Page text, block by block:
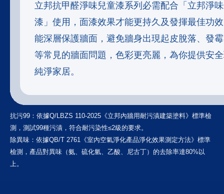
立邦抗甲醛淨味兒童漆系列必需配合「立邦淨
漆」使用，面漆效果才能更持久及發揮最佳功
能深層保護牆面，避免牆身出現起皮脫落、發
等常見的牆面問題，色彩更亮麗，為你提供安
純淨家居。
抗污99：依據Q/LBZS 110-2025《立邦內牆用耐污漬建築塗料》標準檢
測，測試99種污漬，符合耐污染性≤2級的要求。
除異味：依據QB/T 2761《室內空氣淨化產品淨化效果測定方法》標準
檢測，產品對異味（氨、硫化氫、乙酸、尼古丁）的去除率達80%以
上。
暮雲暖居・歸心之境
靈感來源：暮色四合時天際的暖白微光 + 烘
焙咖啡豆的醇厚質感
奶咖色調柔和過渡視覺衝擊，提升空間包容
感與歸屬感。